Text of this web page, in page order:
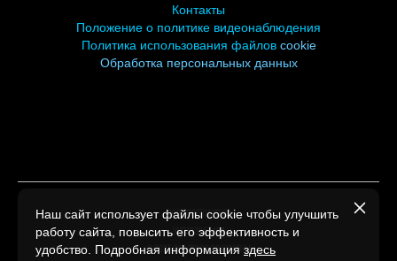
Контакты
Положение о политике видеонаблюдения
Политика использования файлов cookie
Обработка персональных данных
ООО СПОРТПАРТНЕР
УНП193007494
©2026 Все права защищены.
Наш сайт использует файлы cookie чтобы улучшить
работу сайта, повысить его эффективность и
удобство. Подробная информация здесь